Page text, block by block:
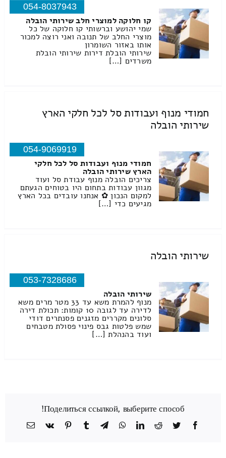
054-8037943
קו חלוקה למוצרי חלב שירותי הובלה
שמי יהושע וברשותי קו חלוקה של כל
מוצרי החלב של תנובה ואני רוצה למכור
אותו באזור השומרון
שירותי הובלת דירות שירותי הובלת
משרדים […]
חמודי מנוף ועבודות סל לכל חלקי הארץ
שירותי הובלה
054-9069919
חמודי מנוף ועבודות סל לכל חלקי
הארץ שירותי הובלה
צריכים הובלה מנוף עבודת סל ועוד
מגוון עבודות בתחום היו בטוחים הגעתם
למקום הנכון ✿ אנחנו עובדים בכל הארץ
מגיעים כדי […]
שירותי הובלה
053-7328686
שירותי הובלה
מנוף להמרת משא עד 33 מטר מרים משא
לדירה עד לגובה 10 קומות: תכולת דירה
סלונים מקררים מזגנים פסנתרים דודי
שמש פלטות גבס פינוי פסולת מטבחים
ועוד בהנהלת […]
Поделиться ссылкой, выберите способ!
Facebook
Twitter
Reddit
LinkedIn
WhatsApp
Telegram
Tumblr
Pinterest
Vk
כתובת